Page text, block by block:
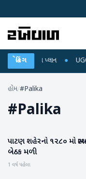
બ્રેકિંગ
અને ડેટા પ્લાન ● UGC-
હોમ/#Palika
#Palika
પાટણ
પાટણ શહેરનો ૧૨૮૦ મો
બેઠક મળી
1 વર્ષ પહેલા